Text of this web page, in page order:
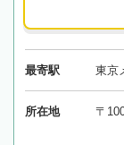
最寄駅 東京
所在地 〒